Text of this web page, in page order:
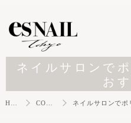
ネイルサロンで
お